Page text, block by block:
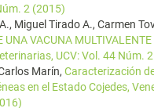
2 (2015)
Miguel Tirado A., Carmen
UNA VACUNA
UCV: Vol. 44 Núm.
Marín, Caracterización
en el Estado Cojedes,